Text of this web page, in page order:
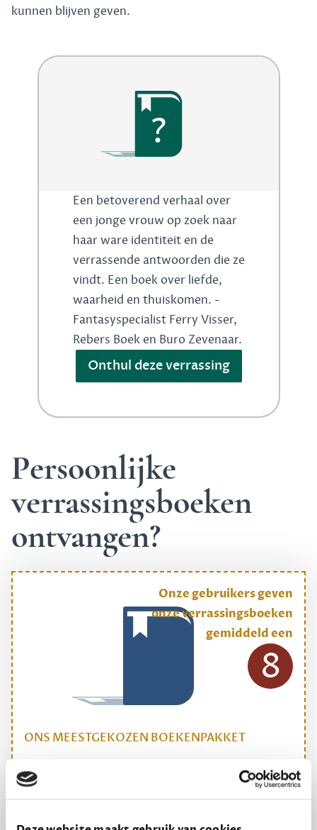
kunnen blijven geven.
?
Een betoverend verhaal over
een jonge vrouw op zoek naar
haar ware identiteit en de
verrassende antwoorden die ze
vindt. Een boek over liefde,
waarheid en thuiskomen. -
Fantasyspecialist Ferry Visser,
Rebers Boek en Buro Zevenaar.
Onthul deze verrassing
Persoonlijke
verrassingsboeken
ontvangen?
ONS MEESTGEKOZEN BOEKENPAKKET
Dewey Plus
Onze gebruikers geven
onze verrassingsboeken
gemiddeld een
8